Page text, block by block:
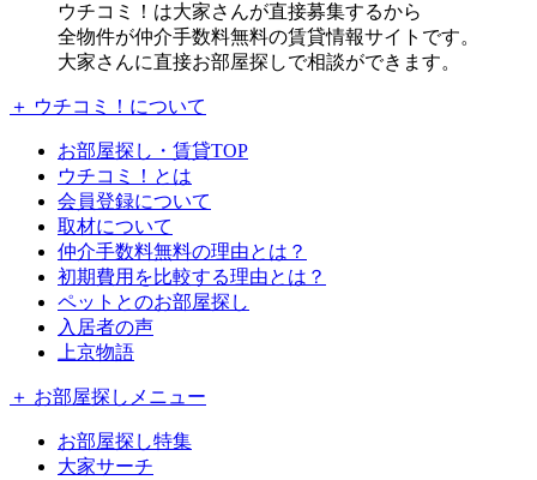
ウチコミ！は大家さんが直接募集するから
全物件が仲介手数料無料の賃貸情報サイトです。
大家さんに直接お部屋探しで相談ができます。
＋ ウチコミ！について
お部屋探し・賃貸TOP
ウチコミ！とは
会員登録について
取材について
仲介手数料無料の理由とは？
初期費用を比較する理由とは？
ペットとのお部屋探し
入居者の声
上京物語
＋ お部屋探しメニュー
お部屋探し特集
大家サーチ